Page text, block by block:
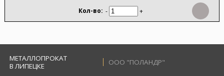
- +
МЕТАЛЛОПРОКАТ
В ЛИПЕЦКЕ
ООО "ПОЛАНДР"